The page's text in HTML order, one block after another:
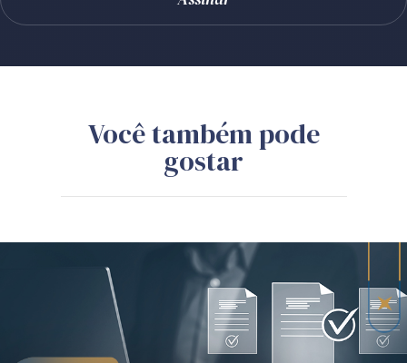
Você também pode
gostar